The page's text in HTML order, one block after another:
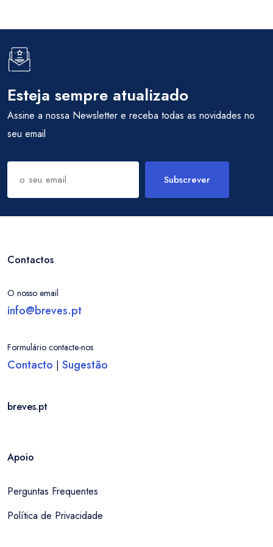
Esteja sempre atualizado
Assine a nossa Newsletter e receba todas as novidades no
seu email
Subscrever
Contactos
O nosso email
info@breves.pt
Formulário contacte-nos
Contacto | Sugestão
breves.pt
Apoio
Perguntas Frequentes
Política de Privacidade